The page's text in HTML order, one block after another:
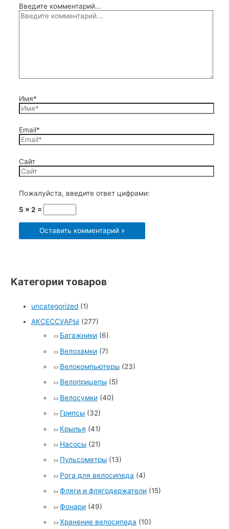
Введите комментарий...
Имя*
Email*
Сайт
Пожалуйста, введите ответ цифрами:
5 × 2 =
Категории товаров
uncategorized (1)
АКСЕССУАРЫ (277)
Багажники (6)
Велозамки (7)
Велокомпьютеры (23)
Велоприцепы (5)
Велосумки (40)
Грипсы (32)
Крылья (41)
Насосы (21)
Пульсометры (13)
Рога для велосипеда (4)
Фляги и флягодержатели (15)
Фонари (49)
Хранение велосипеда (10)